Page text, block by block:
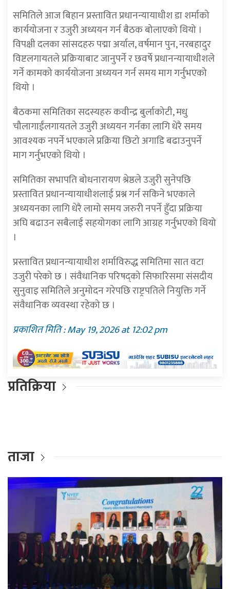
समितिले आज बिहान प्रस्तावित प्रधानन्यायाधीश डा शर्माको
कार्ययोजना र उजुरी अध्ययन गर्न बैठक बोलाएको थियो ।
विपक्षी दलका सांसदहरु पद्मा अर्याल, वर्षमान पुन, नरबहादुर
विष्टलगायतले प्रक्रियाबाट जानुपर्ने र छवर्षे प्रधानन्यायाधीशले
गर्ने कामको कार्ययोजना अध्ययन गर्न समय माग गर्नुभएको
थियो ।
बैठकमा समितिका सदस्यहरु कवीन्द्र बुर्लाकोटी, मधु
चौलागाईंलगायतले उजुरी अध्ययन गर्नका लागि धेरै समय
आवश्यक नपर्ने भएकाले प्रक्रिया छिटो अगाडि बढाउनुपर्ने
माग गर्नुभएको थियो ।
समितिका सभापति बोधनारायण श्रेष्ठले उजुरी सुनेपछि
प्रस्तावित प्रधानन्यायाधीशलाई प्रश्न गर्न सकिने भएकाले
अध्ययनका लागि धेरै लामो समय जरुरी नपर्ने हुँदा प्रक्रिया
अघि बढाउन सबैलाई सहयोगका लागि आग्रह गर्नुभएको थियो
।
प्रस्तावित प्रधानन्यायाधीश शर्माविरुद्ध समितिमा सात वटा
उजुरी परेको छ । संवैधानिक परिषद्को सिफारिसमा संसदीय
सुनुवाइ समितिले अनुमोदन गरेपछि राष्ट्रपतिले नियुक्ति गर्ने
संवैधानिक व्यवस्था रहेको छ ।
प्रकाशित मिति : May 19, 2026 at 12:02 pm
प्रतिक्रिया
ताजा